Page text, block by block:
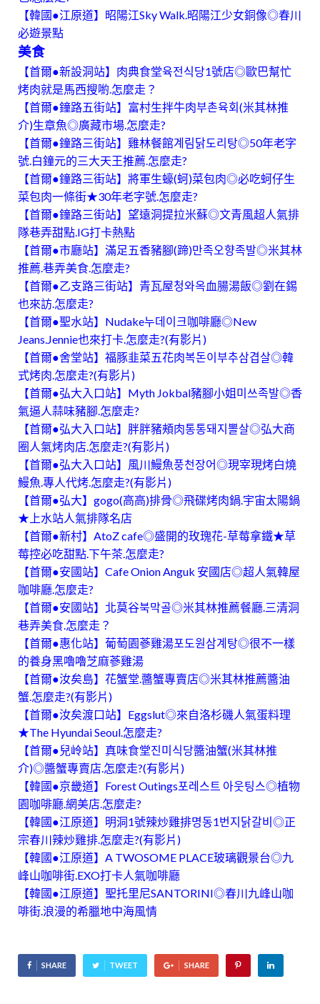
【韓國●江原道】昭陽江Sky Walk.昭陽江少女銅像◎春川
必遊景點
美食
【首爾●新設洞站】肉典食堂육전식당1號店◎歐巴幫忙
烤肉就是馬西搜喲.怎麼走？
【首爾●鐘路五街站】富村生拌牛肉부촌육회(米其林推
介)生章魚◎廣藏市場.怎麼走?
【首爾●鐘路三街站】雞林餐館계림닭도리탕◎50年老字
號.白鐘元的三大天王推薦.怎麼走?
【首爾●鐘路三街站】將軍生蠔(蚵)菜包肉◎必吃蚵仔生
菜包肉一條街★30年老字號.怎麼走?
【首爾●鐘路三街站】望遠洞提拉米蘇◎文青風超人氣排
隊巷弄甜點.IG打卡熱點
【首爾●市廳站】滿足五香豬腳(蹄)만족오향족발◎米其林
推薦.巷弄美食.怎麼走?
【首爾●乙支路三街站】青瓦屋청와옥血腸湯飯◎劉在錫
也來訪.怎麼走?
【首爾●聖水站】Nudake누데이크咖啡廳◎New
Jeans.Jennie也來打卡.怎麼走?(有影片)
【首爾●舍堂站】福豚韭菜五花肉복돈이부추삼겹살◎韓
式烤肉.怎麼走?(有影片)
【首爾●弘大入口站】Myth Jokbal豬腳小姐미쓰족발◎香
氣逼人蒜味豬腳.怎麼走?
【首爾●弘大入口站】胖胖豬頰肉통통돼지뽈살◎弘大商
圈人氣烤肉店.怎麼走?(有影片)
【首爾●弘大入口站】風川鰻魚풍천장어◎現宰現烤白燒
鰻魚.專人代烤.怎麼走?(有影片)
【首爾●弘大】gogo(高高)排骨◎飛碟烤肉鍋.宇宙太陽鍋
★上水站人氣排隊名店
【首爾●新村】AtoZ cafe◎盛開的玫瑰花-草莓拿鐵★草
莓控必吃甜點.下午茶.怎麼走?
【首爾●安國站】Cafe Onion Anguk 安國店◎超人氣韓屋
咖啡廳.怎麼走?
【首爾●安國站】北莫谷북막골◎米其林推薦餐廳.三清洞
巷弄美食.怎麼走？
【首爾●惠化站】葡萄園蔘雞湯포도원삼계탕◎很不一樣
的養身黑嚕嚕芝麻蔘雞湯
【首爾●汝矣島】花蟹堂.醬蟹專賣店◎米其林推薦醬油
蟹.怎麼走?(有影片)
【首爾●汝矣渡口站】Eggslut◎來自洛杉磯人氣蛋料理
★The Hyundai Seoul.怎麼走?
【首爾●兒岭站】真味食堂진미식당醬油蟹(米其林推
介)◎醬蟹專賣店.怎麼走?(有影片)
【韓國●京畿道】Forest Outings포레스트 아웃팅스◎植物
園咖啡廳.網美店.怎麼走?
【韓國●江原道】明洞1號辣炒雞排명동1번지닭갈비◎正
宗春川辣炒雞排.怎麼走?(有影片)
【韓國●江原道】A TWOSOME PLACE玻璃觀景台◎九
峰山咖啡街.EXO打卡人氣咖啡廳
【韓國●江原道】聖托里尼SANTORINI◎春川九峰山咖
啡街.浪漫的希臘地中海風情
SHARE TWEET SHARE